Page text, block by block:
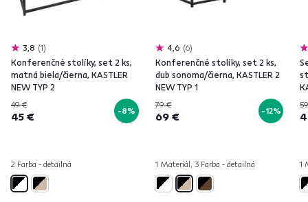
3,8 1
Konferenčné stolíky, set 2 ks,
matná biela/čierna, KASTLER
NEW TYP 2
49 €
45 € -8%
2 Farba - detailná
4,6 6
Konferenčné stolíky, set 2 ks,
dub sonoma/čierna, KASTLER 2
NEW TYP 1
79 €
69 € -12%
1 Materiál, 3 Farba - detailná 1